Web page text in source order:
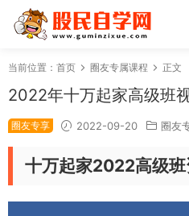
当前位置： 首页 圈友专属课程 正文
2022年十万起家高级班
圈友专享 2022-09-20 圈友
十万起家2022高级班